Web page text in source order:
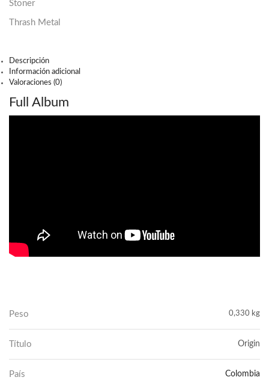
Stoner
Thrash Metal
Descripción
Información adicional
Valoraciones (0)
Full Album
Peso 0,330 kg
Título Origin
País Colombia